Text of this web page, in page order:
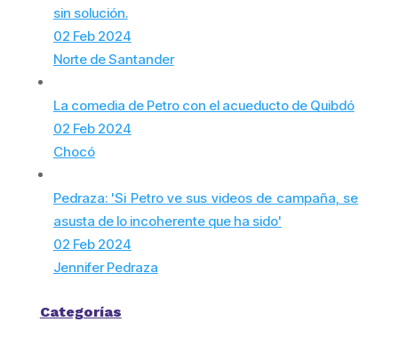
sin solución.
02 Feb 2024
Norte de Santander
La comedia de Petro con el acueducto de Quibdó
02 Feb 2024
Chocó
Pedraza: 'Si Petro ve sus videos de campaña, se
asusta de lo incoherente que ha sido'
02 Feb 2024
Jennifer Pedraza
Categorías